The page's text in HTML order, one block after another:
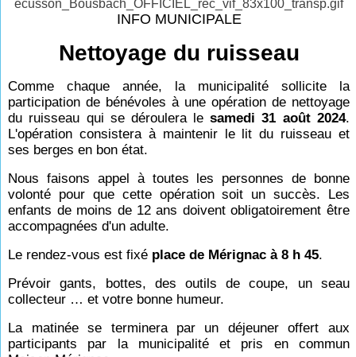
INFO MUNICIPALE
Nettoyage du ruisseau
Comme chaque année, la municipalité sollicite la
participation de bénévoles à une opération de nettoyage
du ruisseau qui se déroulera lesamedi 31 août 2024.
L'opération consistera à maintenir le lit du ruisseau et
ses berges en bon état.
Nous faisons appel à toutes les personnes de bonne
volonté pour que cette opération soit un succès. Les
enfants de moins de 12 ans doivent obligatoirement être
accompagnées d'un adulte.
Le rendez-vous est fixé place de Mérignac à 8 h 45.
Prévoir gants, bottes, des outils de coupe, un seau
collecteur … et votre bonne humeur.
La matinée se terminera par un déjeuner offert aux
participants par la municipalité et pris en commun